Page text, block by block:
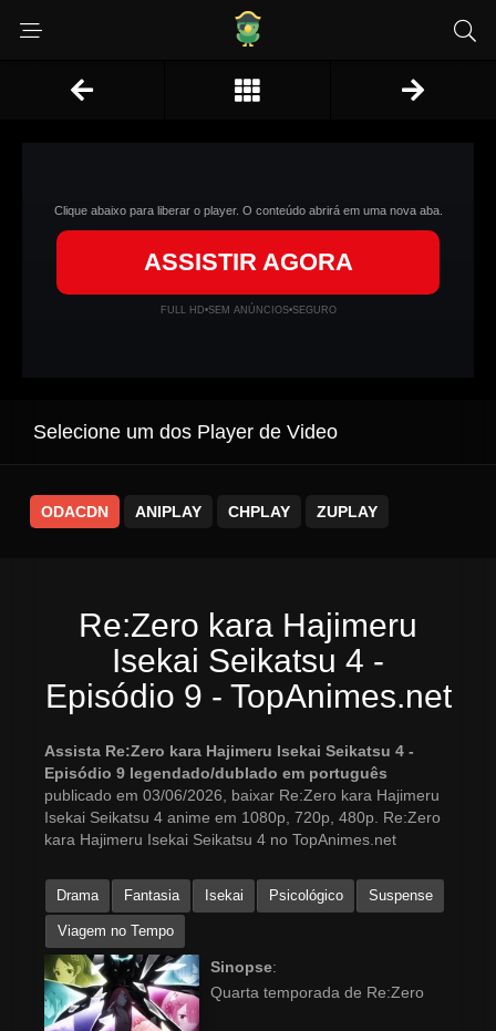
Clique abaixo para liberar o player. O conteúdo abrirá em uma nova aba.
ASSISTIR AGORA
FULL HD•SEM ANÚNCIOS•SEGURO
Selecione um dos Player de Video
ODACDN ANIPLAY CHPLAY ZUPLAY
Re:Zero kara Hajimeru
Isekai Seikatsu 4 -
Episódio 9 - TopAnimes.net
Assista Re:Zero kara Hajimeru Isekai Seikatsu 4 -
Episódio 9 legendado/dublado em português
publicado em 03/06/2026, baixar Re:Zero kara Hajimeru
Isekai Seikatsu 4 anime em 1080p, 720p, 480p. Re:Zero
kara Hajimeru Isekai Seikatsu 4 no TopAnimes.net
Drama Fantasia Isekai Psicológico Suspense
Viagem no Tempo
Sinopse:
Quarta temporada de Re:Zero